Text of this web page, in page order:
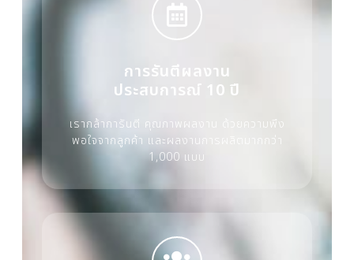
การรันตีผลงาน
ประสบการณ์ 10 ปี
เรากล้าการันตี คุณภาพผลงาน ด้วยความพึง
พอใจจากลูกค้า และผลงานการผลิตมากกว่า
1,000 แบบ